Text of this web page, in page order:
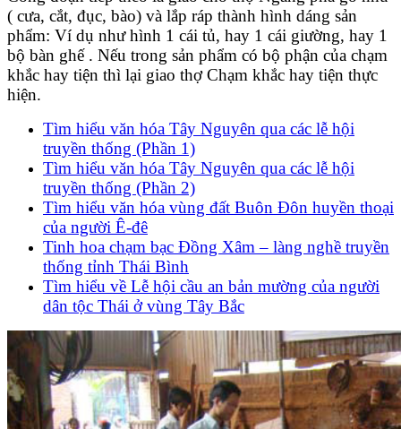
( cưa, cắt, đục, bào) và lắp ráp thành hình dáng sản
phẩm: Ví dụ như hình 1 cái tủ, hay 1 cái giường, hay 1
bộ bàn ghế . Nếu trong sản phẩm có bộ phận của chạm
khắc hay tiện thì lại giao thợ Chạm khắc hay tiện thực
hiện.
Tìm hiểu văn hóa Tây Nguyên qua các lễ hội
truyền thống (Phần 1)
Tìm hiểu văn hóa Tây Nguyên qua các lễ hội
truyền thống (Phần 2)
Tìm hiểu văn hóa vùng đất Buôn Đôn huyền thoại
của người Ê-đê
Tinh hoa chạm bạc Đồng Xâm – làng nghề truyền
thống tỉnh Thái Bình
Tìm hiểu về Lễ hội cầu an bản mường của người
dân tộc Thái ở vùng Tây Bắc